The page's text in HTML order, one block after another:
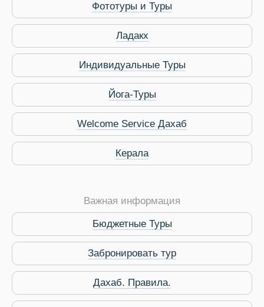
Дахаб
Фототуры и Туры
Ладакх
Индивидуальные Туры
Йога-Туры
Welcome Service Дахаб
Керала
Важная информация
Бюджетные Туры
Забронировать тур
Дахаб. Правила.